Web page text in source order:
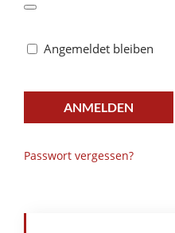
Angemeldet bleiben
ANMELDEN
Passwort vergessen?